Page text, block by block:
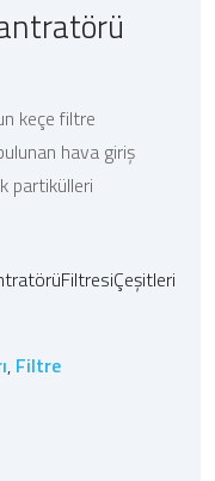
keçe filtre
hava giriş
partikülleri
, Filtre